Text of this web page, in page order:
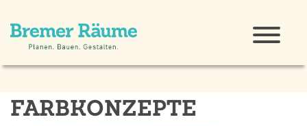
FARBKONZEPTE